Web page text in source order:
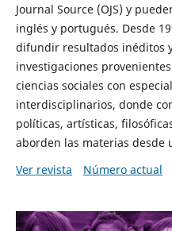
Journal Source (OJS) y
inglés y portugués. Desde
difundir resultados inéditos
investigaciones
ciencias sociales con
interdisciplinarios, donde
políticas, artísticas,
aborden las materias desde
Ver revista
Número actual